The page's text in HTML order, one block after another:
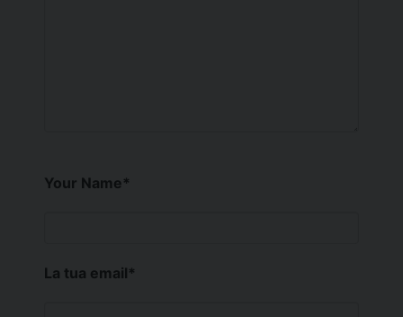
Your Name*
La tua email*